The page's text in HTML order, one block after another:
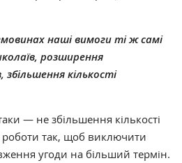
наші вимоги ті ж самі
розширення
кількості
— не збільшення кількості
роботи так, щоб виключити
угоди на більший термін.